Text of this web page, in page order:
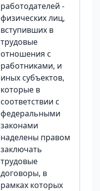
работодателей -
физических лиц,
вступивших в
трудовые
отношения с
работниками, и
иных субъектов,
которые в
соответствии с
федеральными
законами
наделены правом
заключать
трудовые
договоры, в
рамках которых